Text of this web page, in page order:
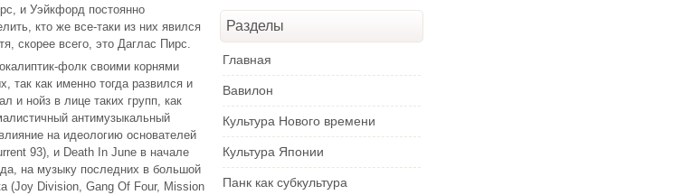
и Уэйкфорд постоянно
кто же все-таки из них явился
скорее всего, это Даглас Пирс.
фолк своими корнями
так как именно тогда развился и
и нойз в лице таких групп, как
антимузыкальный
на идеологию основателей
93), и Death In June в начале
на музыку последних в большой
(Joy Division, Gang Of Four, Mission
Разделы
Главная
Вавилон
Культура Нового времени
Культура Японии
Панк как субкультура